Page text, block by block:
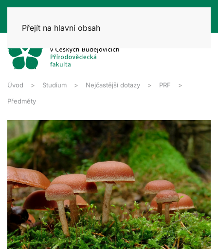
Přejít na hlavní obsah
Úvod Studium Nejčastější dotazy PRF
Předměty